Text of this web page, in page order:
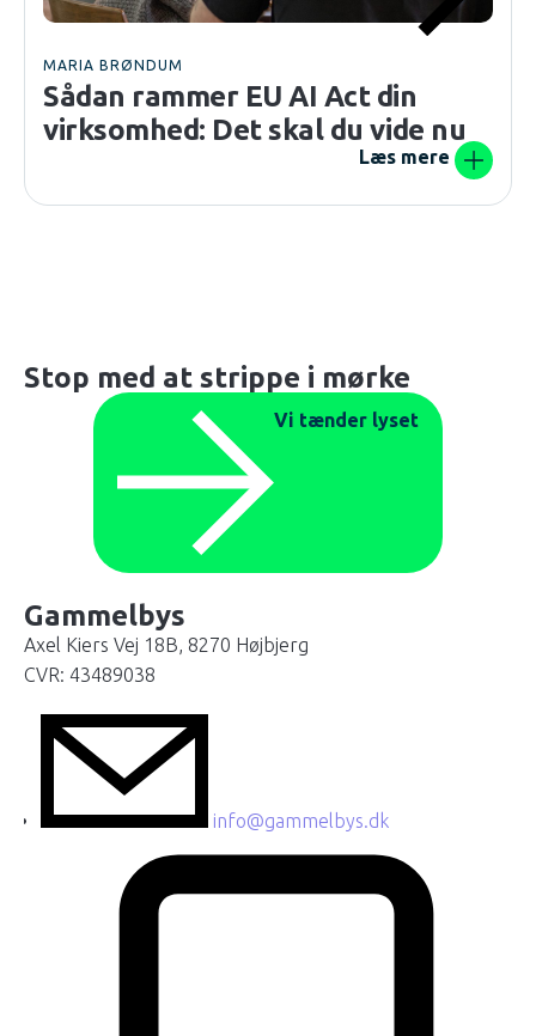
MARIA BRØNDUM
Sådan rammer EU AI Act din
virksomhed: Det skal du vide nu
Læs mere
Stop med at strippe i mørke
Vi tænder lyset
Gammelbys
Axel Kiers Vej 18B, 8270 Højbjerg
CVR: 43489038
info@gammelbys.dk